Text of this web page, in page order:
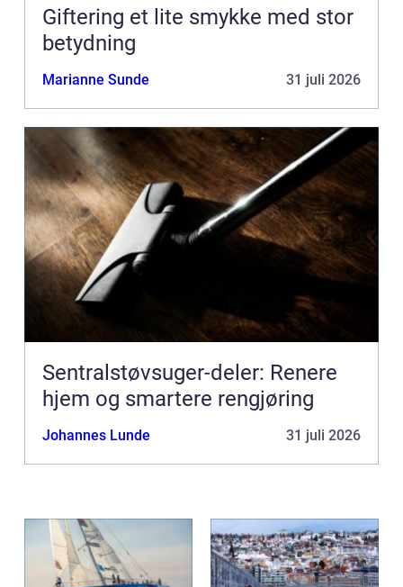
Giftering et lite smykke med stor
betydning
Marianne Sunde 31 juli 2026
Sentralstøvsuger-deler: Renere
hjem og smartere rengjøring
Johannes Lunde 31 juli 2026